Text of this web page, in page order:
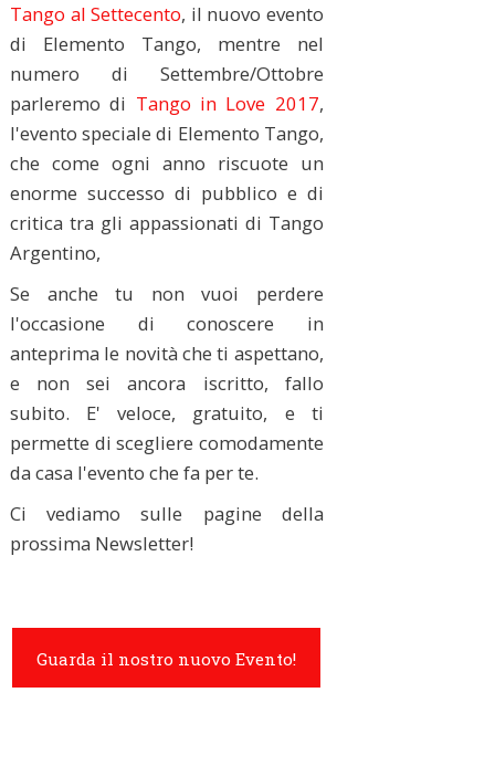
Tango al Settecento, il nuovo evento
di Elemento Tango, mentre nel
numero di Settembre/Ottobre
parleremo di Tango in Love 2017,
l'evento speciale di Elemento Tango,
che come ogni anno riscuote un
enorme successo di pubblico e di
critica tra gli appassionati di Tango
Argentino,
Se anche tu non vuoi perdere
l'occasione di conoscere in
anteprima le novità che ti aspettano,
e non sei ancora iscritto, fallo
subito. E' veloce, gratuito, e ti
permette di scegliere comodamente
da casa l'evento che fa per te.
Ci vediamo sulle pagine della
prossima Newsletter!
Guarda il nostro nuovo Evento!